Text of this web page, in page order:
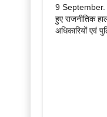
9 September.
हुए राजनीतिक
अधिकारियों एवं